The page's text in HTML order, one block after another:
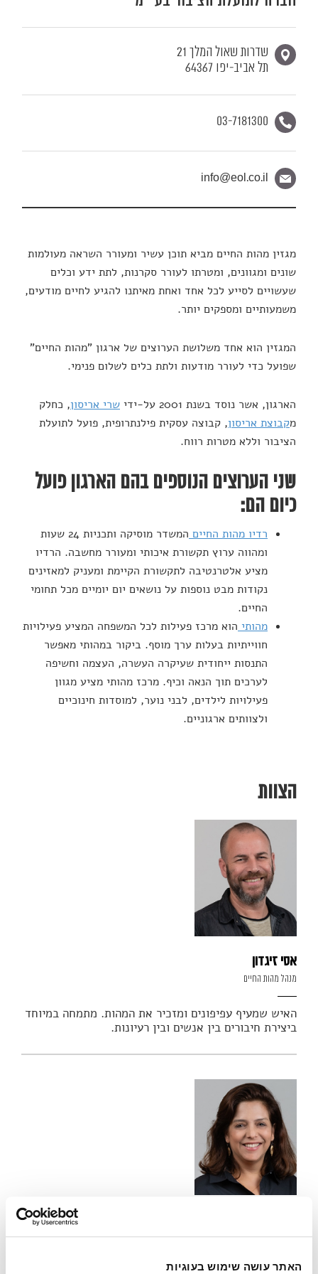
האתר עושה שימוש בעוגיות
שדרות שאול המלך 21
תל אביב-יפו 64367
03-7181300
info@eol.co.il
מגזין מהות החיים מביא תוכן עשיר ומעורר השראה מעולמות
שונים ומגוונים, ומטרתו לעורר סקרנות, לתת ידע וכלים
שעשויים לסייע לכל אחד ואחת מאיתנו להגיע לחיים מודעים,
משמעותיים ומספקים יותר.
המגזין הוא אחד משלושת הערוצים של ארגון "מהות החיים"
שפועל כדי לעורר מודעות ולתת כלים לשלום פנימי.
הארגון, אשר נוסד בשנת 2001 על-ידי שרי אריסון, כחלק
מקבוצת אריסון, קבוצה עסקית פילנתרופית, פועל לתועלת
הציבור וללא מטרות רווח.
שני הערוצים הנוספים בהם הארגון פועל
כיום הם:
רדיו מהות החיים
המשדר מוסיקה ותכניות 24 שעות
ומהווה ערוץ תקשורת איכותי ומעורר מחשבה. הרדיו
מציע אלטרנטיבה לתקשורת הקיימת ומעניק למאזינים
נקודות מבט נוספות על נושאים יום יומיים מכל תחומי
החיים.
מהותי הוא מרכז פעילות לכל המשפחה המציע פעילויות
חווייתיות בעלות ערך מוסף. ביקור במהותי מאפשר
התנסות ייחודית שעיקרה העשרה, העצמה וחשיפה
לערכים תוך הנאה וכיף. מרכז מהותי מציע מגוון
פעילויות לילדים, לבני נוער, למוסדות חינוכיים
ולצוותים ארגוניים.
הצוות
אסי זיגדון
מנהל מהות החיים
האיש שמעיף עפיפונים ומזכיר את המהות. מתמחה במיוחד
ביצירת חיבורים בין אנשים ובין רעיונות.
מנהלת מהות החיים